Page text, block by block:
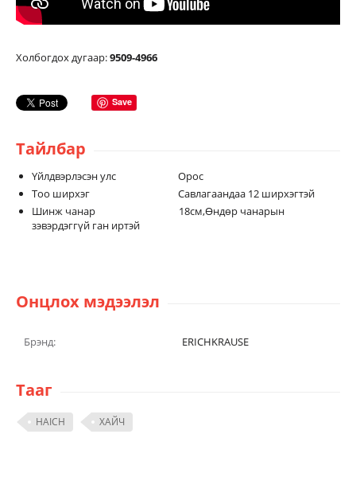
Холбогдох дугаар:9509-4966
Save
Тайлбар
Үйлдвэрлэсэн улс Орос
Тоо ширхэг Савлагаандаа 12 ширхэгтэй
Шинж чанар 18см,Өндөр чанарын
зэвэрдэггүй ган иртэй
Онцлох мэдээлэл
Брэнд: ERICHKRAUSE
Тааг
HAICH ХАЙЧ